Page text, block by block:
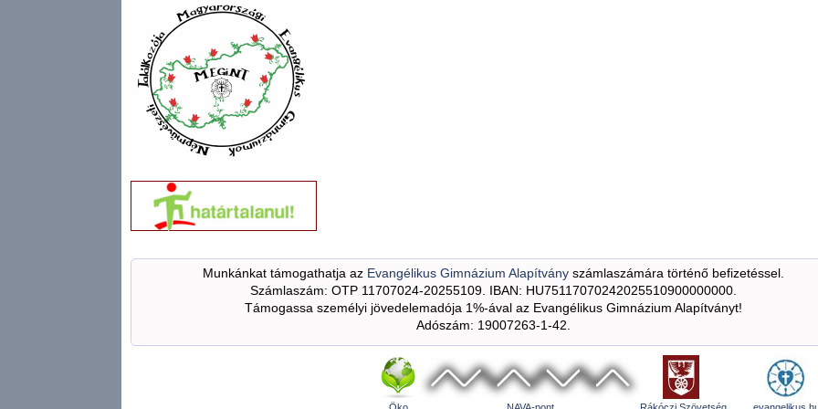
Munkánkat támogathatja az Evangélikus Gimnázium Alapítványszámlaszámára történő befizetéssel.
Számlaszám: OTP 11707024-20255109. IBAN: HU75117070242025510900000000.
Támogassa személyi jövedelemadója 1%-ával az Evangélikus Gimnázium Alapítványt!
Adószám: 19007263-1-42.